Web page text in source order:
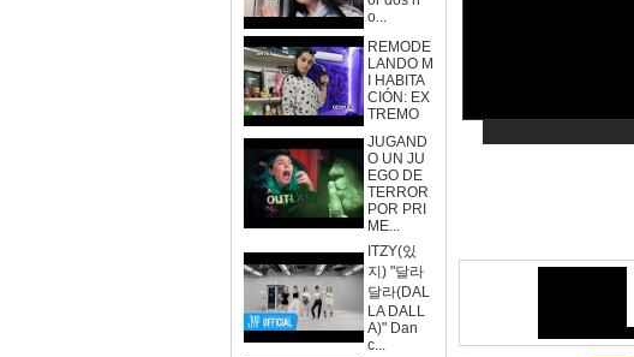
o...
REMODE
LANDO M
I HABITA
CIÓN: EX
TREMO
JUGAND
O UN JU
EGO DE
TERROR
POR PRI
ME...
ITZY(있
지) "달라
달라(DAL
LA DALL
A)" Dan
c...